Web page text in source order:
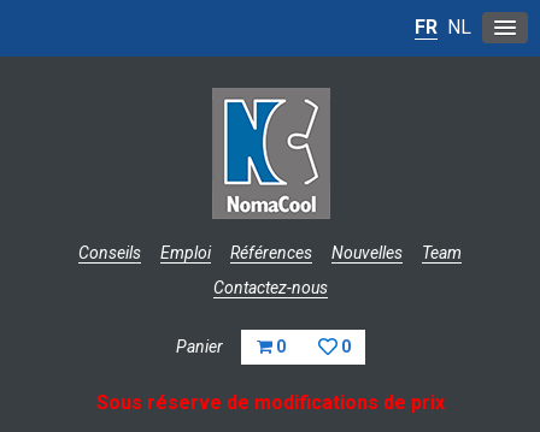
Conseils Emploi Références Nouvelles
Team
Contactez-nous
Panier 0 0
FR NL
Sous réserve de modifications de prix